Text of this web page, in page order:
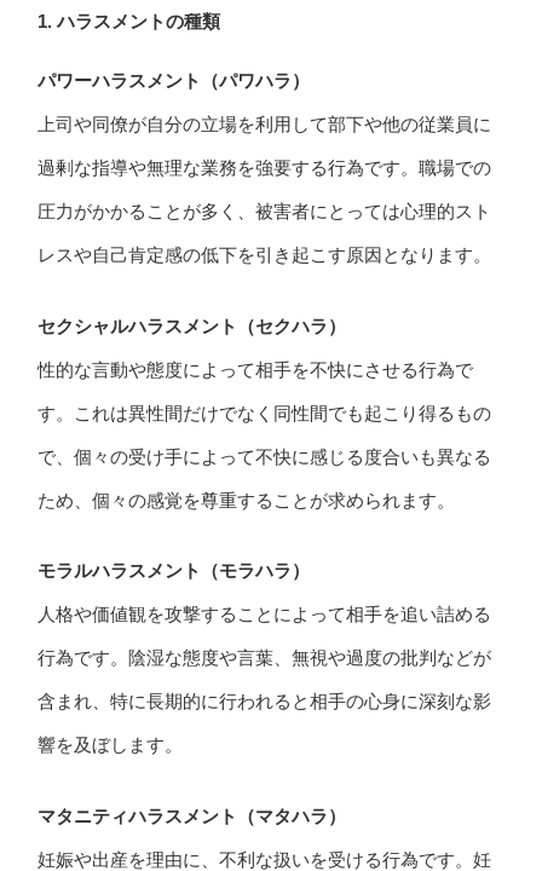
1. ハラスメントの種類
パワーハラスメント（パワハラ）
上司や同僚が自分の立場を利用して部下や他の従業員に
過剰な指導や無理な業務を強要する行為です。職場での
圧力がかかることが多く、被害者にとっては心理的スト
レスや自己肯定感の低下を引き起こす原因となります。
セクシャルハラスメント（セクハラ）
性的な言動や態度によって相手を不快にさせる行為で
す。これは異性間だけでなく同性間でも起こり得るもの
で、個々の受け手によって不快に感じる度合いも異なる
ため、個々の感覚を尊重することが求められます。
モラルハラスメント（モラハラ）
人格や価値観を攻撃することによって相手を追い詰める
行為です。陰湿な態度や言葉、無視や過度の批判などが
含まれ、特に長期的に行われると相手の心身に深刻な影
響を及ぼします。
マタニティハラスメント（マタハラ）
妊娠や出産を理由に、不利な扱いを受ける行為です。妊